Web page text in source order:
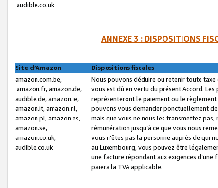
audible.co.uk
ANNEXE 3 : DISPOSITIONS
Site d’Amazon
Dispositions fiscales
amazon.com.be,
amazon.fr, amazon.de,
audible.de, amazon.ie,
amazon.it, amazon.nl,
amazon.pl, amazon.es,
amazon.se,
amazon.co.uk,
audible.co.uk
Nous pouvons déduire ou retenir toute
vous est dû en vertu du présent Accord.
représenteront le paiement ou le
pouvons vous demander ponctuellement
mais que vous ne nous les transmettez
rémunération jusqu’à ce que vous nous
vous n’êtes pas la personne auprès de qui
au Luxembourg, vous pouvez être
une facture répondant aux exigences
paiera la TVA applicable.